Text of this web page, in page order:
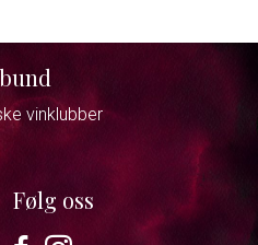
vinklubber
Følg oss